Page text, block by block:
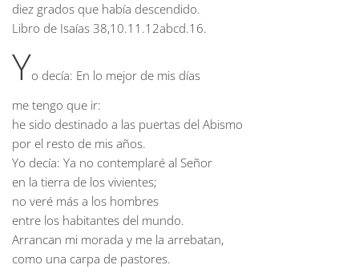
diez grados que había descendido.
Libro de Isaías 38,10.11.12abcd.16.
Yo decía: En lo mejor de mis días
me tengo que ir:
he sido destinado a las puertas del Abismo
por el resto de mis años.
Yo decía: Ya no contemplaré al Señor
en la tierra de los vivientes;
no veré más a los hombres
entre los habitantes del mundo.
Arrancan mi morada y me la arrebatan,
como una carpa de pastores.